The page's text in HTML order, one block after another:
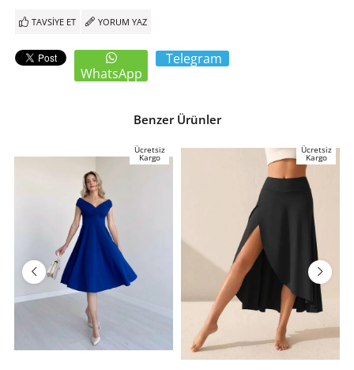
TAVSIYE ET YORUM YAZ
WhatsApp
Telegram
Benzer Ürünler
Ücretsiz
Kargo
Ücretsiz
Kargo